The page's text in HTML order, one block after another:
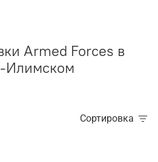
Armed Forces в
Илимском
Сортировка